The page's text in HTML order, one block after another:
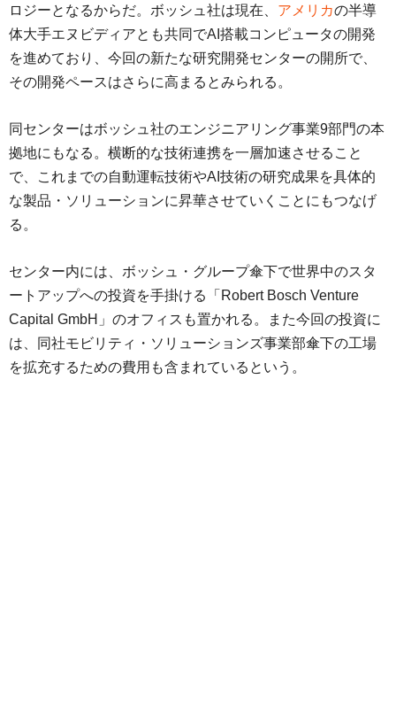
ロジーとなるからだ。ボッシュ社は現在、 アメリカの半導
体大手エヌビディアとも共同でAI搭載コンピュータの開発
を進めており、今回の新たな研究開発センターの開所で、
その開発ペースはさらに高まるとみられる。
同センターはボッシュ社のエンジニアリング事業9部門の本
拠地にもなる。横断的な技術連携を一層加速させること
で、これまでの自動運転技術やAI技術の研究成果を具体的
な製品・ソリューションに昇華させていくことにもつなげ
る。
センター内には、ボッシュ・グループ傘下で世界中のスタ
ートアップへの投資を手掛ける「Robert Bosch Venture
Capital GmbH」のオフィスも置かれる。また今回の投資に
は、同社モビリティ・ソリューションズ事業部傘下の工場
を拡充するための費用も含まれているという。